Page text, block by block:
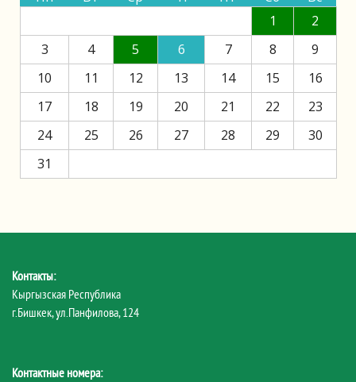
1
2
3
4 5 6 7 8
9
10
11 12 13 14 15
16
17
18 19 20 21 22
23
24
25 26 27 28 29
30
31
Контакты:
Кыргызская Республика
г.Бишкек, ул.Панфилова, 124
Контактные номера: